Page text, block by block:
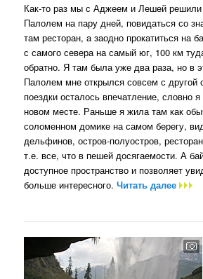
Как-то раз мы с Аджеем и Лешей решили
Палолем на пару дней, повидаться со
там ресторан, а заодно прокатиться на
с самого севера на самый юг, 100 км
обратно. Я там была уже два раза, но в
Палолем мне открылся совсем с другой
поездки осталось впечатление, словно
новом месте. Раньше я жила там как
соломенном домике на самом берегу,
дельфинов, остров-полуостров,
т.е. все, что в пешей досягаемости. А
доступное пространство и позволяет
больше интересного.Читать далее